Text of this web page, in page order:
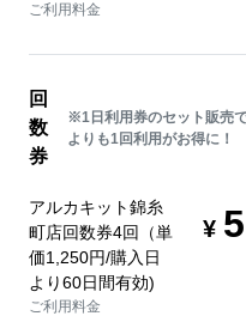
ご利用料金
回
数
券
※1日利用券のセット販売
よりも1回利用がお得に！
アルカキット錦糸
町店回数券4回（単
価1,250円/購入日
より60日間有効)
ご利用料金